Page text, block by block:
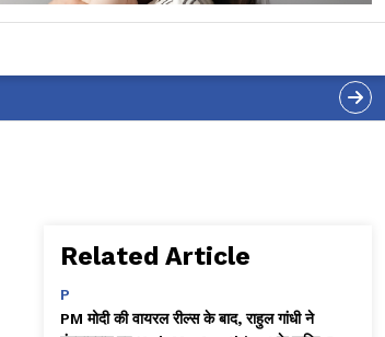
पोस्ट, 'अल्फा' टीज़र पर उठे सवालों का मज़ाकिया जवाब!
Related Article
P
PM मोदी की वायरल रील्स के बाद, राहुल गांधी ने